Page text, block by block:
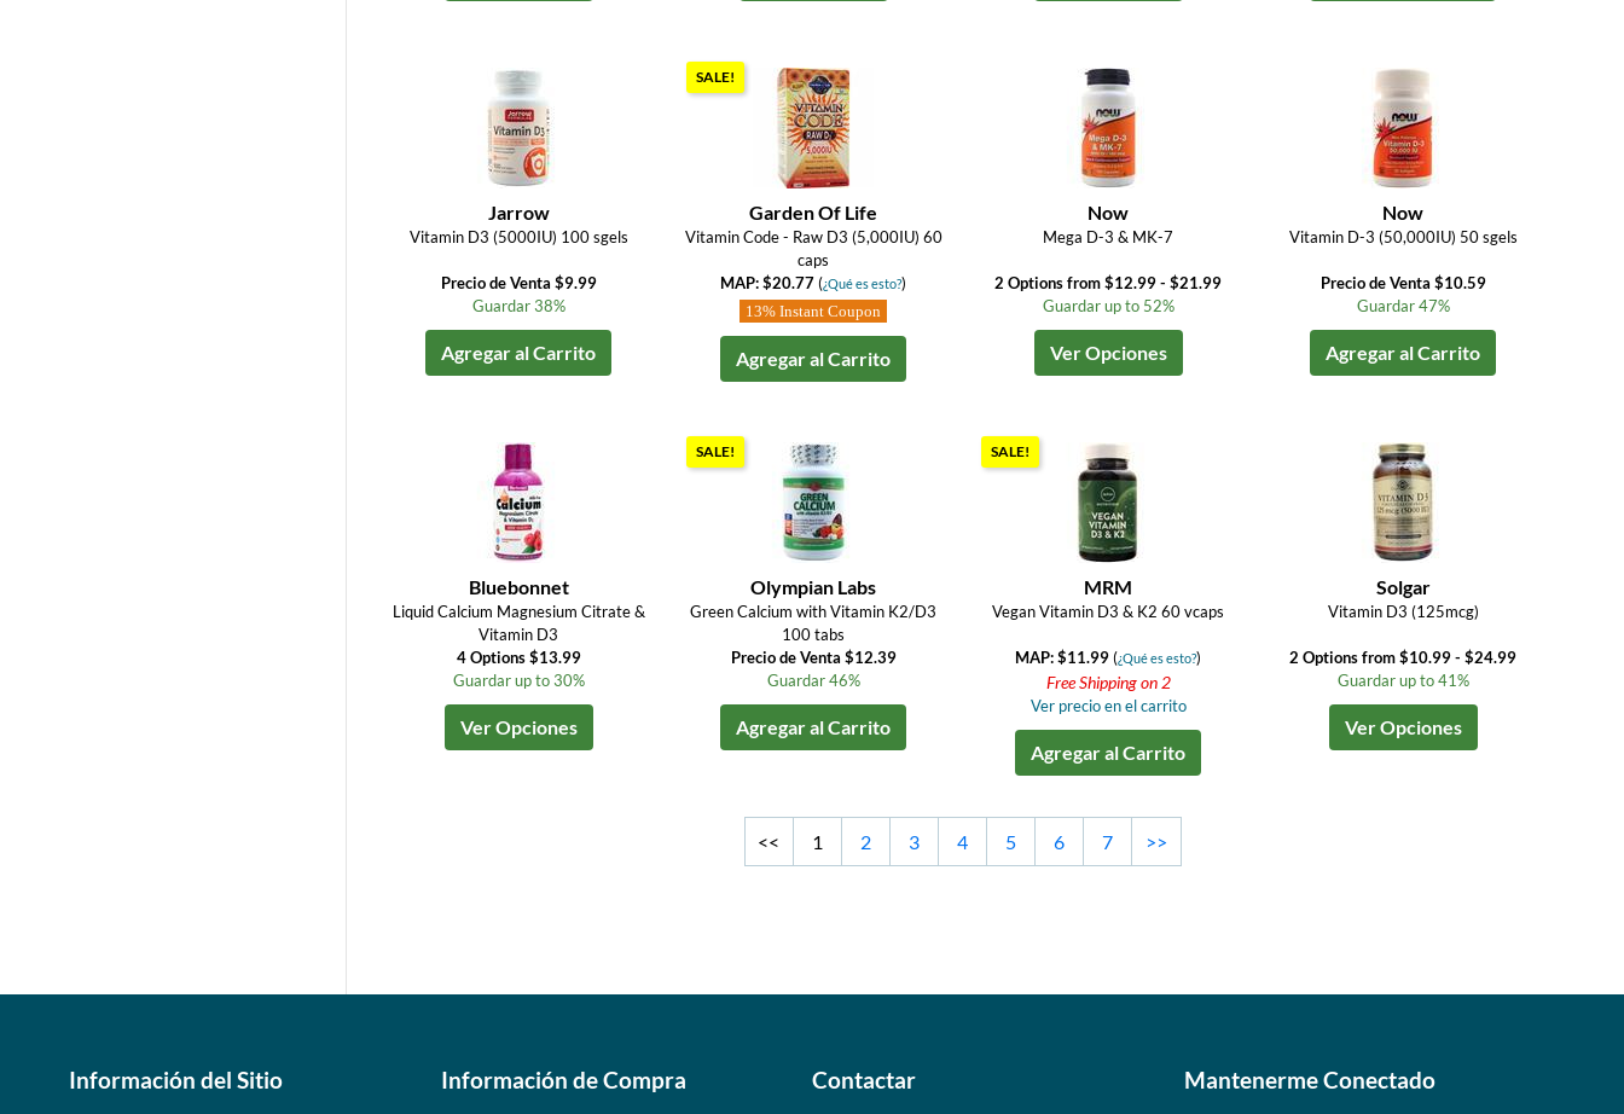
Jarrow
Vitamin D3 (5000IU) 100 sgels
Precio de Venta $9.99
Guardar 38%
Agregar al Carrito
SALE!
Garden Of Life
Vitamin Code - Raw D3 (5,000IU) 60
caps
MAP: $20.77(¿Qué es esto?)
13% Instant Coupon
Agregar al Carrito
Now
Mega D-3 & MK-7
2 Options from $12.99 - $21.99
Guardar up to 52%
Ver Opciones
Now
Vitamin D-3 (50,000IU) 50 sgels
Precio de Venta $10.59
Guardar 47%
Agregar al Carrito
Bluebonnet
Liquid Calcium Magnesium Citrate &
Vitamin D3
4 Options $13.99
Guardar up to 30%
Ver Opciones
SALE!
Olympian Labs
Green Calcium with Vitamin K2/D3
100 tabs
Precio de Venta $12.39
Guardar 46%
Agregar al Carrito
SALE!
MRM
Vegan Vitamin D3 & K2 60 vcaps
MAP: $11.99(¿Qué es esto?)
Free Shipping on 2
Ver precio en el carrito
Agregar al Carrito
Solgar
Vitamin D3 (125mcg)
2 Options from $10.99 - $24.99
Guardar up to 41%
Ver Opciones
<< 1 2 3 4 5 6 7 >>
Información del Sitio Información de Compra Contactar Mantenerme Conectado